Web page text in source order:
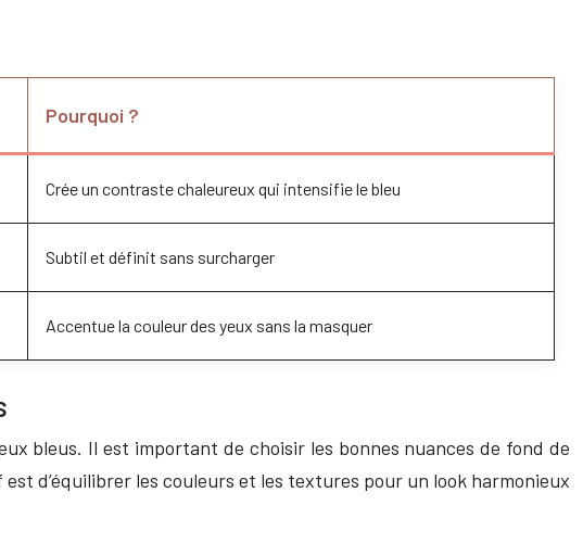
Pourquoi ?
Crée un contraste chaleureux qui intensifie le bleu
Subtil et définit sans surcharger
Accentue la couleur des yeux sans la masquer
bleus. Il est important de choisir les bonnes nuances de fond de
d’équilibrer les couleurs et les textures pour un look harmonieux